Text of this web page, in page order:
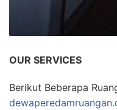
OUR SERVICES
Berikut Beberapa